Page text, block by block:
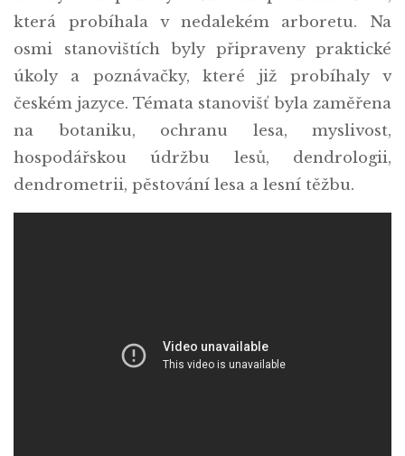
která probíhala v nedalekém arboretu. Na
osmi stanovištích byly připraveny praktické
úkoly a poznávačky, které již probíhaly v
českém jazyce. Témata stanovišť byla zaměřena
na botaniku, ochranu lesa, myslivost,
hospodářskou údržbu lesů, dendrologii,
dendrometrii, pěstování lesa a lesní těžbu.